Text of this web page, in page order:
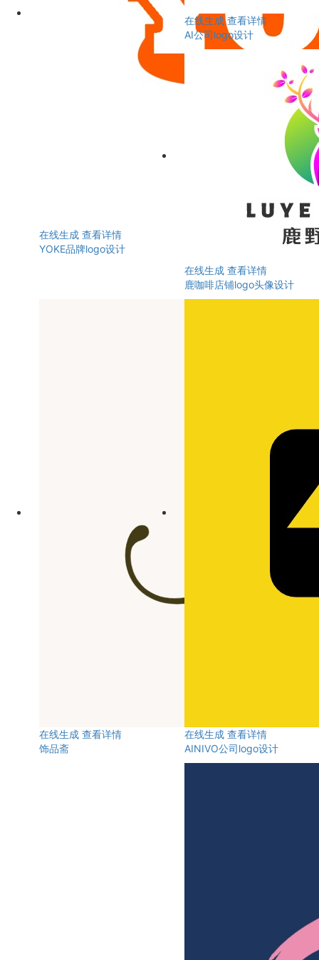
在线生成 查看详情
YOKE品牌logo设计
在线生成 查看详情
AI公司logo设计
在线生成 查看详情
鹿咖啡店铺logo头像设计
在线生成 查看详情
饰品斋
在线生成 查看详情
AINIVO公司logo设计